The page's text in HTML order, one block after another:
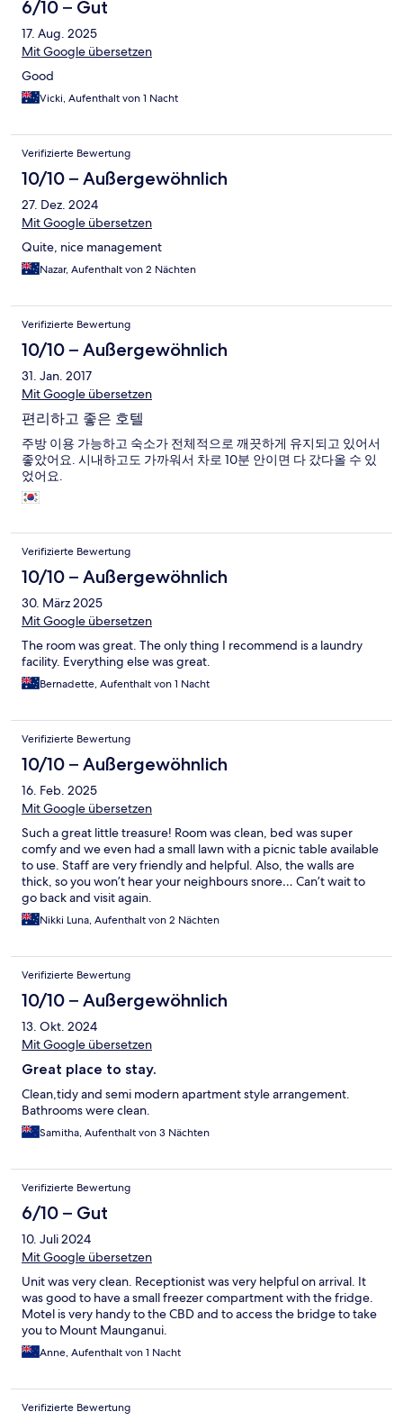
6/10 – Gut
17. Aug. 2025
Mit Google übersetzen
Good
Vicki, Aufenthalt von 1 Nacht
Verifizierte Bewertung
10/10 – Außergewöhnlich
27. Dez. 2024
Mit Google übersetzen
Quite, nice management
Nazar, Aufenthalt von 2 Nächten
Verifizierte Bewertung
10/10 – Außergewöhnlich
31. Jan. 2017
Mit Google übersetzen
편리하고 좋은 호텔
주방 이용 가능하고 숙소가 전체적으로 깨끗하게 유지되고 있어서
좋았어요. 시내하고도 가까워서 차로 10분 안이면 다 갔다올 수 있
었어요.
Verifizierte Bewertung
10/10 – Außergewöhnlich
30. März 2025
Mit Google übersetzen
The room was great. The only thing I recommend is a laundry
facility. Everything else was great.
Bernadette, Aufenthalt von 1 Nacht
Verifizierte Bewertung
10/10 – Außergewöhnlich
16. Feb. 2025
Mit Google übersetzen
Such a great little treasure! Room was clean, bed was super
comfy and we even had a small lawn with a picnic table available
to use. Staff are very friendly and helpful. Also, the walls are
thick, so you won’t hear your neighbours snore… Can’t wait to
go back and visit again.
Nikki Luna, Aufenthalt von 2 Nächten
Verifizierte Bewertung
10/10 – Außergewöhnlich
13. Okt. 2024
Mit Google übersetzen
Great place to stay.
Clean,tidy and semi modern apartment style arrangement.
Bathrooms were clean.
Samitha, Aufenthalt von 3 Nächten
Verifizierte Bewertung
6/10 – Gut
10. Juli 2024
Mit Google übersetzen
Unit was very clean. Receptionist was very helpful on arrival. It
was good to have a small freezer compartment with the fridge.
Motel is very handy to the CBD and to access the bridge to take
you to Mount Maunganui.
Anne, Aufenthalt von 1 Nacht
Verifizierte Bewertung